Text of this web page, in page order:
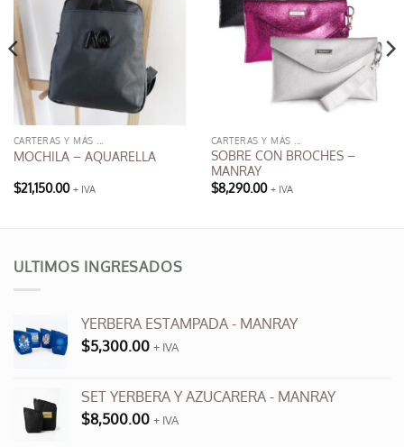
CARTERAS Y MÁS ...
MOCHILA – AQUARELLA
$21,150.00 + IVA
múltiples
se
pueden
página
CARTERAS Y MÁS ...
SOBRE CON BROCHES –
MANRAY
$8,290.00 + IVA
opciones
en
ULTIMOS INGRESADOS
YERBERA ESTAMPADA - MANRAY
$5,300.00 + IVA
SET YERBERA Y AZUCARERA - MANRAY
$8,500.00 + IVA